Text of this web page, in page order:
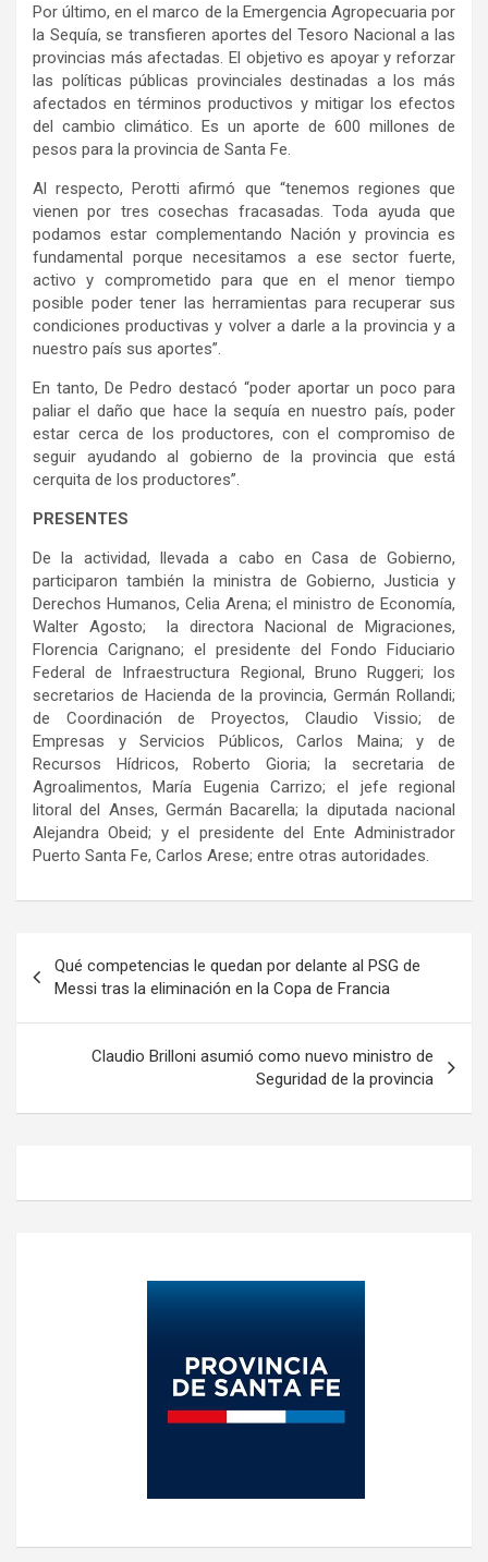
Por último, en el marco de la Emergencia Agropecuaria por
la Sequía, se transfieren aportes del Tesoro Nacional a las
provincias más afectadas. El objetivo es apoyar y reforzar
las políticas públicas provinciales destinadas a los más
afectados en términos productivos y mitigar los efectos
del cambio climático. Es un aporte de 600 millones de
pesos para la provincia de Santa Fe.
Al respecto, Perotti afirmó que “tenemos regiones que
vienen por tres cosechas fracasadas. Toda ayuda que
podamos estar complementando Nación y provincia es
fundamental porque necesitamos a ese sector fuerte,
activo y comprometido para que en el menor tiempo
posible poder tener las herramientas para recuperar sus
condiciones productivas y volver a darle a la provincia y a
nuestro país sus aportes”.
En tanto, De Pedro destacó “poder aportar un poco para
paliar el daño que hace la sequía en nuestro país, poder
estar cerca de los productores, con el compromiso de
seguir ayudando al gobierno de la provincia que está
cerquita de los productores”.
PRESENTES
De la actividad, llevada a cabo en Casa de Gobierno,
participaron también la ministra de Gobierno, Justicia y
Derechos Humanos, Celia Arena; el ministro de Economía,
Walter Agosto; la directora Nacional de Migraciones,
Florencia Carignano; el presidente del Fondo Fiduciario
Federal de Infraestructura Regional, Bruno Ruggeri; los
secretarios de Hacienda de la provincia, Germán Rollandi;
de Coordinación de Proyectos, Claudio Vissio; de
Empresas y Servicios Públicos, Carlos Maina; y de
Recursos Hídricos, Roberto Gioria; la secretaria de
Agroalimentos, María Eugenia Carrizo; el jefe regional
litoral del Anses, Germán Bacarella; la diputada nacional
Alejandra Obeid; y el presidente del Ente Administrador
Puerto Santa Fe, Carlos Arese; entre otras autoridades.
de
entradas
Qué competencias le quedan por delante al PSG de
Messi tras la eliminación en la Copa de Francia
Claudio Brilloni asumió como nuevo ministro de
Seguridad de la provincia